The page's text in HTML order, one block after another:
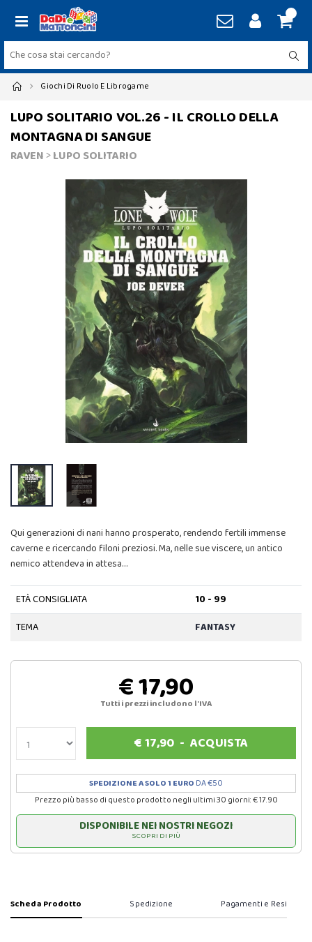
Giochi Di Ruolo E Librogame
LUPO SOLITARIO VOL.26 - IL CROLLO DELLA
MONTAGNA DI SANGUE
RAVEN>LUPO SOLITARIO
Qui generazioni di nani hanno prosperato, rendendo fertili immense
caverne e ricercando filoni preziosi. Ma, nelle sue viscere, un antico
nemico attendeva in attesa…
ETÀ CONSIGLIATA
10 - 99
TEMA
FANTASY
€ 17,90
Tutti i prezzi includono l'IVA
€17,90 -ACQUISTA
SPEDIZIONE A SOLO 1 EURO DA €50
Prezzo più basso di questo prodotto negli ultimi 30 giorni: € 17.90
DISPONIBILE NEI NOSTRI NEGOZI
SCOPRI DI PIÙ
Scheda Prodotto Spedizione Pagamenti e Resi